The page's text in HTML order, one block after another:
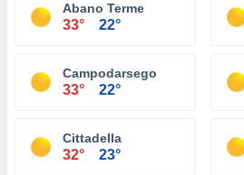
Abano Terme
33° 22°
Campodarsego
33° 22°
Cittadella
32° 23°